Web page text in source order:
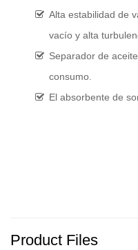
Alta estabilidad de
vacío y alta
Separador de
consumo.
El absorbente de
Product Files